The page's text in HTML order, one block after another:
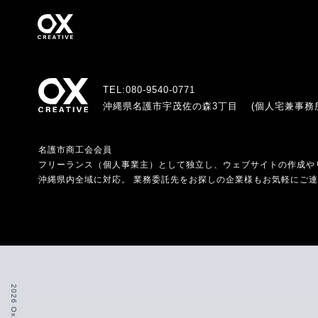
TEL:080-9540-0771
沖縄県名護市宇茂佐の森3丁目
(個人宅兼事務
名護市商工会会員
フリーランス（個人事業主）として独立し、ウェブサイトの作成
沖縄県内全域に対応。 業務委託先をお探しの企業様もお気軽にご連